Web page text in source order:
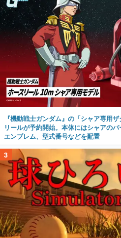
『機動戦士ガンダム』の「シャア専用
リールが予約開始。本体にはシャアの
エンブレム、型式番号などを配置
3